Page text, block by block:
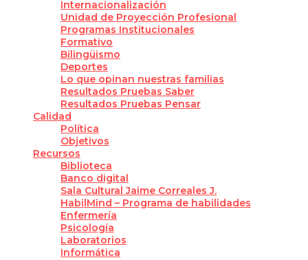
Internacionalización
Unidad de Proyección Profesional
Programas Institucionales
Formativo
Bilingüismo
Deportes
Lo que opinan nuestras familias
Resultados Pruebas Saber
Resultados Pruebas Pensar
Calidad
Política
Objetivos
Recursos
Biblioteca
Banco digital
Sala Cultural Jaime Correales J.
HabilMind – Programa de habilidades
Enfermería
Psicología
Laboratorios
Informática